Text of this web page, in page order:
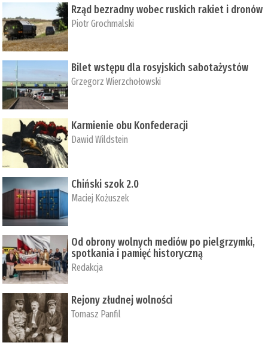
Rząd bezradny wobec ruskich rakiet i dronów
Piotr Grochmalski
Bilet wstępu dla rosyjskich sabotażystów
Grzegorz Wierzchołowski
Karmienie obu Konfederacji
Dawid Wildstein
Chiński szok 2.0
Maciej Kożuszek
Od obrony wolnych mediów po pielgrzymki,
spotkania i pamięć historyczną
Redakcja
Rejony złudnej wolności
Tomasz Panfil